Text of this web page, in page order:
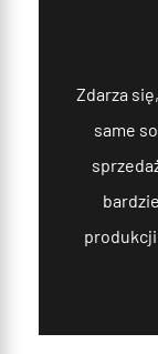
Zdarza
same